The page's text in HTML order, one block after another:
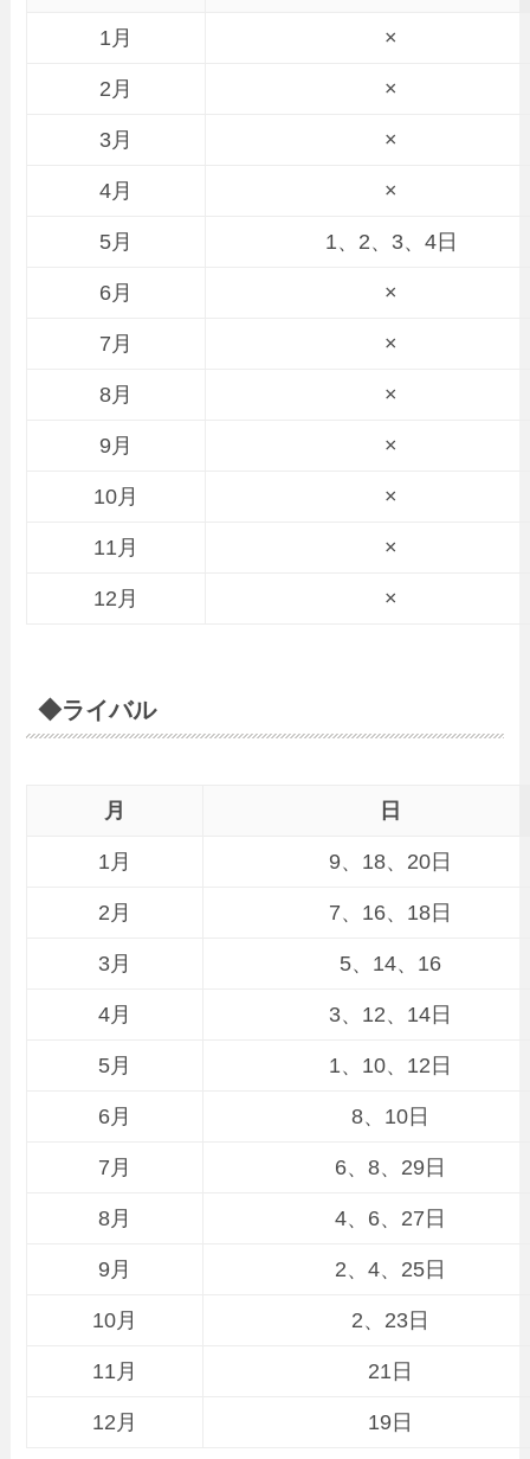
1月 ×
2月 ×
3月 ×
4月 ×
5月 1、2、3、4日
6月 ×
7月 ×
8月 ×
9月 ×
10月 ×
11月 ×
12月 ×
◆ライバル
月 日
1月 9、18、20日
2月 7、16、18日
3月 5、14、16
4月 3、12、14日
5月 1、10、12日
6月 8、10日
7月 6、8、29日
8月 4、6、27日
9月 2、4、25日
10月 2、23日
11月 21日
12月 19日